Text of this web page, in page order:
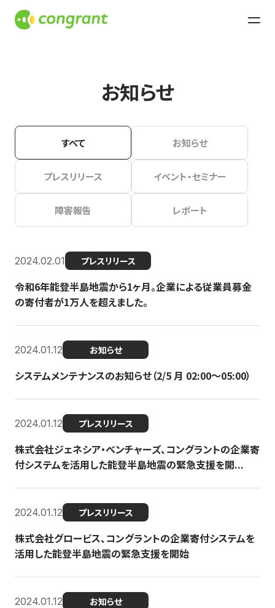
お知らせ
すべて お知らせ
プレスリリース イベント・セミナー
障害報告 レポート
2024.02.01 プレスリリース
令和6年能登半島地震から1ヶ月。企業による従業員募金
の寄付者が1万人を超えました。
2024.01.12 お知らせ
システムメンテナンスのお知らせ（2/5 月 02:00〜05:00）
2024.01.12 プレスリリース
株式会社ジェネシア・ベンチャーズ、コングラントの企業寄
付システムを活用した能登半島地震の緊急支援を開...
2024.01.12 プレスリリース
株式会社グロービス、コングラントの企業寄付システムを
活用した能登半島地震の緊急支援を開始
2024.01.12 お知らせ